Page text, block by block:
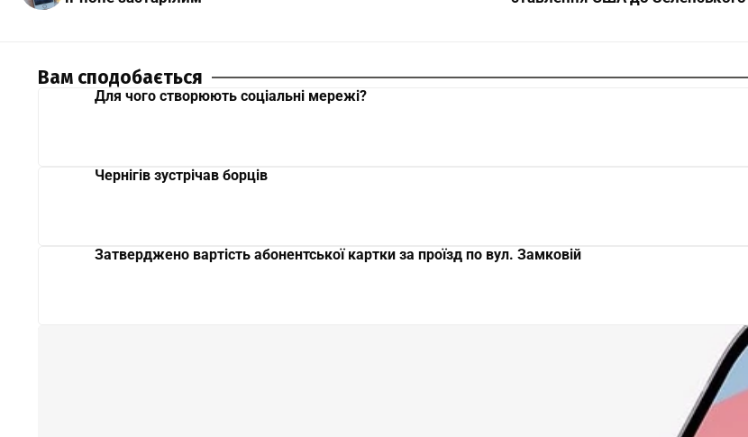
Вам сподобається
Для чого створюють соціальні мережі?
Чернігів зустрічав борців
Затверджено вартість абонентської картки за проїзд по вул. Замковій